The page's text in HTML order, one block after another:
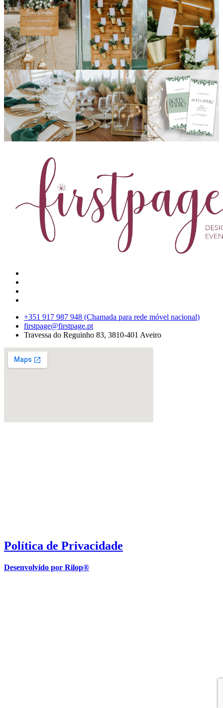
+351 917 987 948 (Chamada para rede móvel nacional)
firstpage@firstpage.pt
Travessa do Reguinho 83, 3810-401 Aveiro
Política de Privacidade
Desenvolvido por Rilop®